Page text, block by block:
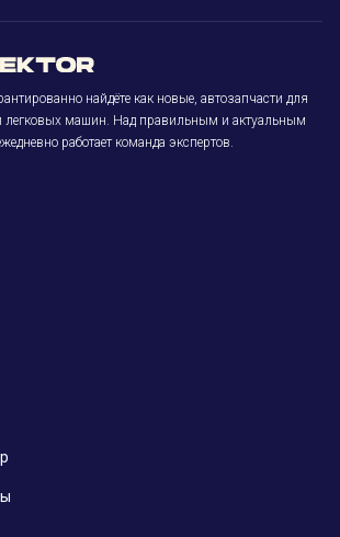
найдёте как новые, автозапчасти для
легковых машин. Над правильным и актуальным
работает команда экспертов.